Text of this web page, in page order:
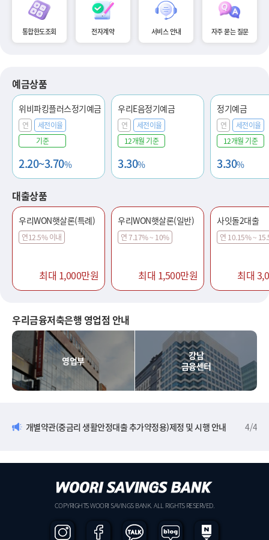
통합한도조회 전자계약 서비스 안내 자주 묻는 질문
예금상품
위비파킹플러스정기예금
연
세전이율
기준
2.20~3.70%
우리E음정기예금
연
세전이율
12개월 기준
3.30%
정기예금
연
세전이율
12개월 기준
3.30%
대출상품
우리WON햇살론(특례)
연12.5% 이내
최대 1,000만원
우리WON햇살론(일반)
연 7.17% ~ 10%
최대 1,500만원
사잇돌2대출
연 10.15% ~
최대
우리금융저축은행 영업점 안내
영업부
강남
금융센터
개별약관(중금리 생활안정대출 추가약정용)제정 및 시행 안내 4/4
COPYRIGHTS WOORI SAVINGS BANK. ALL RIGHTS RESERVED.